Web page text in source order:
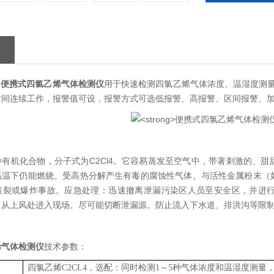
便携式四氯乙烯气体检测仪用于快速检测四氯乙烯气体浓度、温湿度测
连续工作，报警值可设，报警方式可选低报警、高报警、区间报警、
机化合物，分子式为C2Cl4。它容易蒸发至空气中，带著刺激的、
下仍能燃烧。受高热分解产生有毒的腐蚀性气体。与活性金属粉末
或爆炸事故。应急处理：迅速撤离泄漏污染区人员至安全区，并进
上风处进入现场。尽可能切断泄漏源。防止流入下水道、排洪沟等限
体检测仪技术参数：
四氯乙烯C2CL4 ，选配：同时检测 1 ～5种气体浓度和温湿度测量